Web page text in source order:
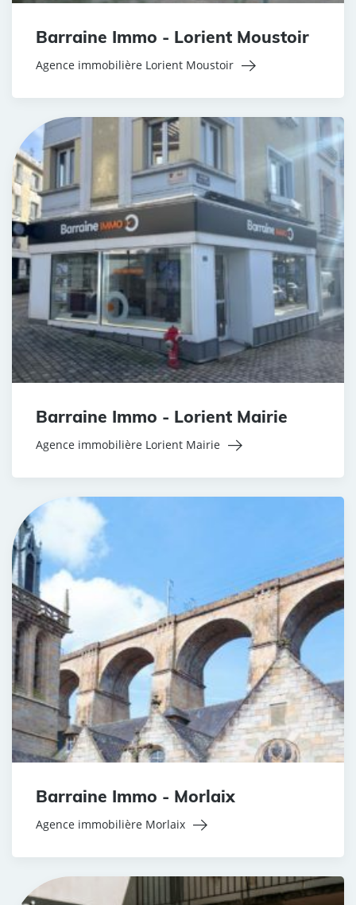
Barraine Immo - Lorient Moustoir
Agence immobilière Lorient Moustoir
Barraine Immo - Lorient Mairie
Agence immobilière Lorient Mairie
Barraine Immo - Morlaix
Agence immobilière Morlaix